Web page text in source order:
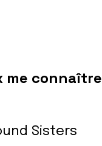
me connaître
Sisters